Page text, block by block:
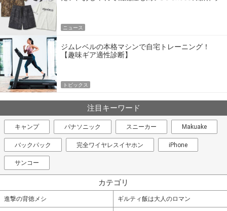
ニュース
ジムレベルの本格マシンで自宅トレーニング！
【趣味ギア適性診断】
トピックス
注目キーワード
キャンプ パナソニック スニーカー Makuake
バックパック 完全ワイヤレスイヤホン iPhone
サンコー
カテゴリ
進撃の背徳メシ ギルティ飯は大人のロマン